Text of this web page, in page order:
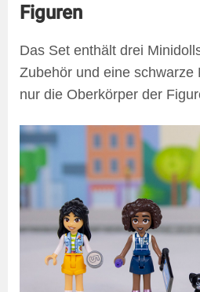
Figuren
Das Set enthält drei
Zubehör und eine schwarze
nur die Oberkörper der